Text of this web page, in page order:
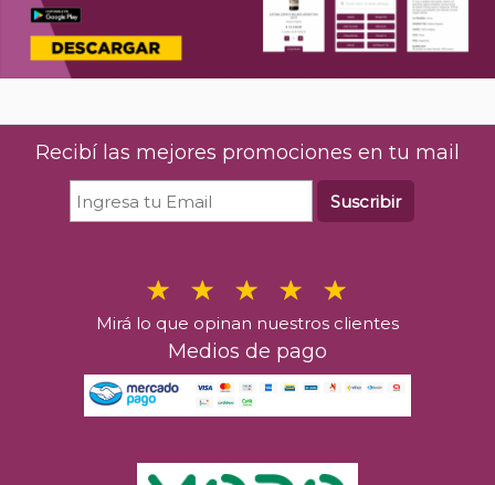
Recibí las mejores promociones en tu mail
Suscribir
Mirá lo que opinan nuestros clientes
Medios de pago